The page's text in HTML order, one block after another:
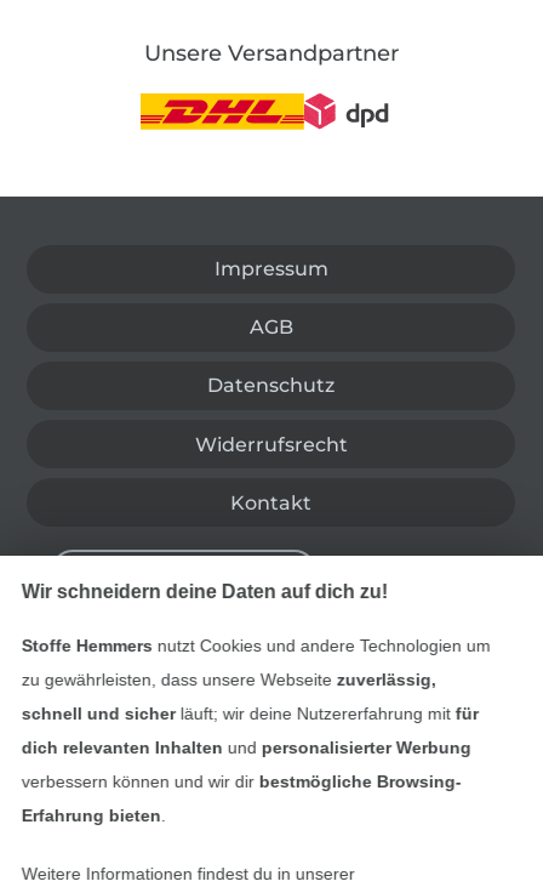
Unsere Versandpartner
Impressum
AGB
Datenschutz
Widerrufsrecht
Kontakt
Finde mehr Inspiration
Wir schneidern deine Daten auf dich zu!
Stoffe Hemmers nutzt Cookies und andere Technologien um
zu gewährleisten, dass unsere Webseite zuverlässig,
schnell und sicherläuft; wir deine Nutzererfahrung mitfür
dich relevanten Inhalten und personalisierter Werbung
verbessern können und wir dir bestmögliche Browsing-
Erfahrung bieten
Weitere Informationen findest du in unserer